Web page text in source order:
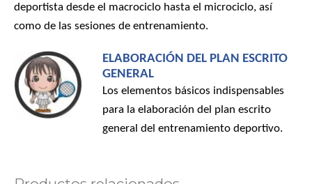
deportista desde el macrociclo hasta el microciclo, así
como de las sesiones de entrenamiento.
ELABORACIÓN DEL PLAN ESCRITO
GENERAL
Los elementos básicos indispensables
para la elaboración del plan escrito
general del entrenamiento deportivo.